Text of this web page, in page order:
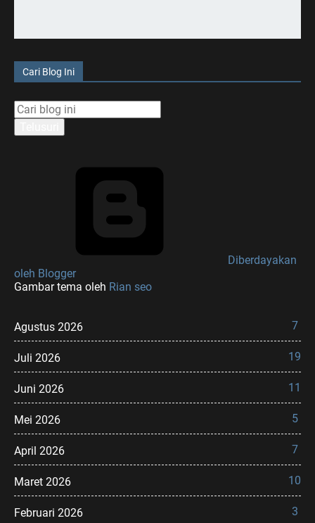
Cari Blog Ini
Diberdayakan
oleh Blogger
Gambar tema oleh Rian seo
Agustus 2026 7
Juli 2026 19
Juni 2026 11
Mei 2026 5
April 2026 7
Maret 2026 10
Februari 2026 3